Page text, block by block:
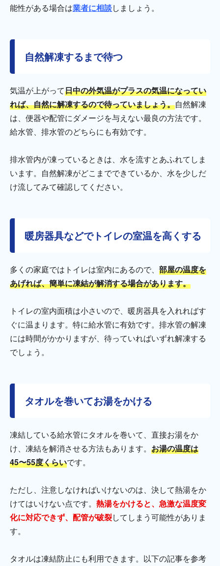
能性がある場合は業者に相談しましょう。
自然解凍するまで待つ
気温が上がって日中の外気温がプラスの気温になってい
れば、自然に解凍するので待っていましょう。自然解凍
は、便器や配管にダメージを与えない最良の方法です。
給水管、排水管のどちらにも有効です。
排水管内が凍っているときは、水を流すとあふれてしま
います。自然解凍がどこまでできているか、水を少しだ
け流してみて確認してください。
暖房器具などでトイレの室温を高くする
多くの家庭ではトイレは室内にあるので、 部屋の温度を
あげれば、簡単に凍結が解消する場合があります。
トイレの室内面積は小さいので、暖房器具を入れればす
ぐに温まります。特に給水管に有効です。排水管の解凍
には時間がかかりますが、待っていればいずれ解凍する
でしょう。
タオルを巻いてお湯をかける
凍結している給水管にタオルを巻いて、直接お湯をか
け、凍結を解消させる方法もあります。 お湯の温度は
45〜55度くらいです。
ただし、注意しなければいけないのは、決して熱湯をか
けてはいけない点です。 熱湯をかけると、急激な温度変
化に対応できず、配管が破裂してしまう可能性がありま
す。
タオルは凍結防止にも利用できます。以下の記事を参考